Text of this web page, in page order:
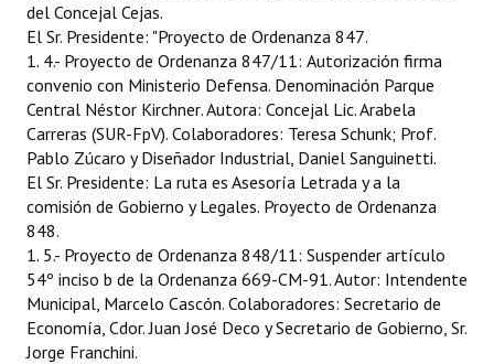
Huéspedes de Honor - Registro
Antiguos Pobladores - Registro
Reconocimientos - Registro
Bariloche, Municipio intercultural
Entrega de distinciones
REFORMA DE LA CARTA ORGÁNICA
del Concejal Cejas.
El Sr. Presidente: "Proyecto de Ordenanza 847.
1. 4.- Proyecto de Ordenanza 847/11: Autorización firma
convenio con Ministerio Defensa. Denominación Parque
Central Néstor Kirchner. Autora: Concejal Lic. Arabela
Carreras (SUR-FpV). Colaboradores: Teresa Schunk; Prof.
Pablo Zúcaro y Diseñador Industrial, Daniel Sanguinetti.
El Sr. Presidente: La ruta es Asesoría Letrada y a la
comisión de Gobierno y Legales. Proyecto de Ordenanza
848.
1. 5.- Proyecto de Ordenanza 848/11: Suspender artículo
54º inciso b de la Ordenanza 669-CM-91. Autor: Intendente
Municipal, Marcelo Cascón. Colaboradores: Secretario de
Economía, Cdor. Juan José Deco y Secretario de Gobierno, Sr.
Jorge Franchini.